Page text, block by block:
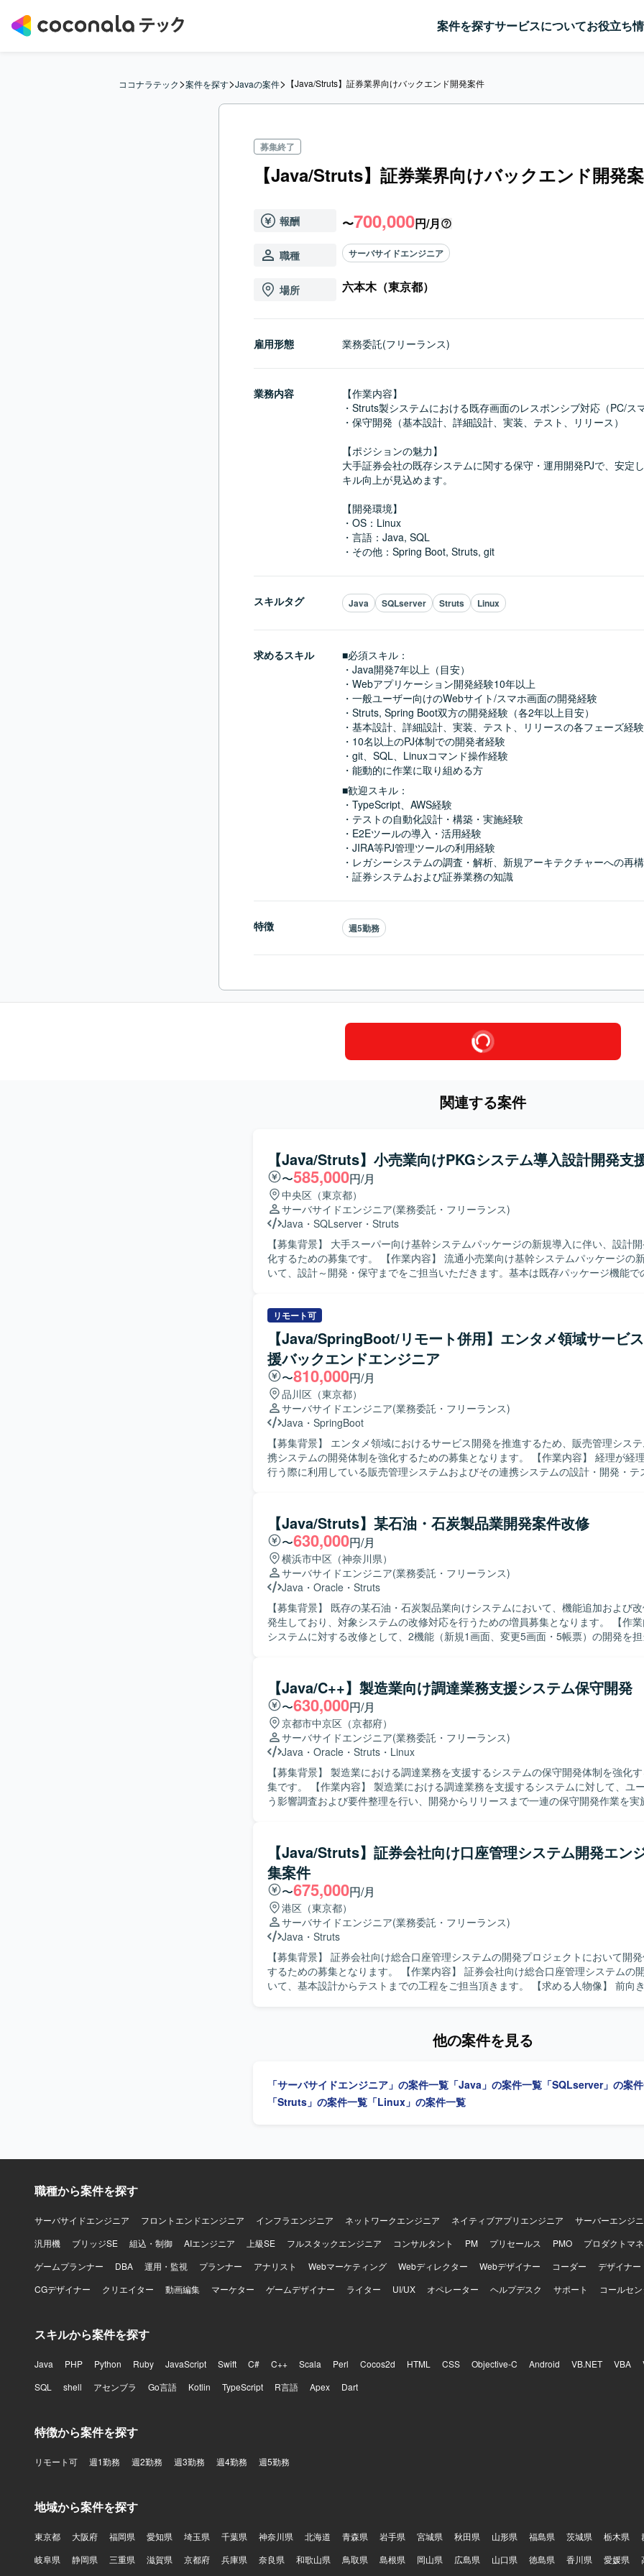
案件を探すサービスについてお役立ち
ココナラテック>案件を探す>Javaの案件> 【Java/Struts】証券業界向けバックエンド開発案件
募集終了
【Java/Struts】証券業界向けバックエンド開発
報酬 〜700,000円/月
職種 サーバサイドエンジニア
場所 六本木（東京都）
雇用形態 業務委託(フリーランス)
業務内容
【作業内容】
・Struts製システムにおける既存画面のレスポンシブ対応（PC/ス
・保守開発（基本設計、詳細設計、実装、テスト、リリース）
【ポジションの魅力】
大手証券会社の既存システムに関する保守・運用開発PJで、安定
キル向上が見込めます。
【開発環境】
・OS：Linux
・言語：Java, SQL
・その他：Spring Boot, Struts, git
スキルタグ Java SQLserver Struts Linux
求めるスキル
■必須スキル：
・Java開発7年以上（目安）
・Webアプリケーション開発経験10年以上
・一般ユーザー向けのWebサイト/スマホ画面の開発経験
・Struts, Spring Boot双方の開発経験（各2年以上目安）
・基本設計、詳細設計、実装、テスト、リリースの各フェーズ経験
・10名以上のPJ体制での開発者経験
・git、SQL、Linuxコマンド操作経験
・能動的に作業に取り組める方
■歓迎スキル：
・TypeScript、AWS経験
・テストの自動化設計・構築・実施経験
・E2Eツールの導入・活用経験
・JIRA等PJ管理ツールの利用経験
・レガシーシステムの調査・解析、新規アーキテクチャーへの再
・証券システムおよび証券業務の知識
特徴 週5勤務
関連する案件
【Java/Struts】小売業向けPKGシステム導入設計開発支
〜585,000円/月
中央区（東京都）
サーバサイドエンジニア(業務委託・フリーランス)
Java ・ SQLserver ・ Struts
【募集背景】 大手スーパー向け基幹システムパッケージの新規導入に伴い、設計
化するための募集です。 【作業内容】 流通小売業向け基幹システムパッケージの新規導入にお
いて、設計～開発・保守までをご担当いただきます。基本は既存パッケージ機能で
ンを取りながら、自律的に業務を進めていただける方を求めています。小売業務へ
める姿勢があり、仕様変更や追加要件にも柔軟に対応できる方が望ましいです。 【ポジション
の魅力】 大手小売企業向けの基幹システム導入に携わることで、流通小売業に特
識と大規模システムの開発・保守経験を積むことができます。パッケージ標準機能
の両方に関わることで、設計力・課題解決力の向上が期待できます。 【開発環境】 言語：Java
フレームワーク：Strutsベース DB：SQLServer、Oracle フェーズ：設計～開発保
リモート可
【Java/SpringBoot/リモート併用】エンタメ領域サービ
援バックエンドエンジニア
〜810,000円/月
品川区（東京都）
サーバサイドエンジニア(業務委託・フリーランス)
Java ・ SpringBoot
【募集背景】 エンタメ領域におけるサービス開発を推進するため、販売管理シス
携システムの開発体制を強化するための募集となります。 【作業内容】 経理が経理/会計業務を
行う際に利用している販売管理システムおよびその連携システムの設計・開発・テ
ていただきます。 アーキテクチャやドメインを理解しながら、課題整理や改善も
な機能追加・改修を行っていただきます。 【求める人物像】 積極的にキャッチアップしつつ、
自走してタスクを推進できる方を求めています。 課題に対して真摯に向き合い、
を内に閉じずにチームへ共有できる方が望ましいです。 要件や背景を理解したう
装・テスト・リリースまで一貫して対応でき、顧客への価値貢献に強いこだわりを
歓迎いたします。 【ポジションの魅力】 販売管理や会計領域に関わる基幹システムの開発を通
じて、エンタメ領域のサービス価値向上に直接貢献できるポジションです。 スク
と、少人数チームで裁量高く設計からリリースまで一貫して携わることができ、ア
ャ設計やドメイン理解を深めながらスキルアップが可能です。 【開発環境】 JavaおよびSpring
Bootを用いたWebサービス開発を中心とした環境となります。 RDBMSやNoSQL
【Java/Struts】某石油・石炭製品業開発案件改修
〜630,000円/月
横浜市中区（神奈川県）
サーバサイドエンジニア(業務委託・フリーランス)
Java ・ Oracle ・ Struts
【募集背景】 既存の某石油・石炭製品業向けシステムにおいて、機能追加および
発生しており、対象システムの改修対応を行うための増員募集となります。 【作業内容】 既存
システムに対する改修として、2機能（新規1画面、変更5画面・5帳票）の開発を
析、帳票周りの修正・追加開発なども含まれます。 【求める人物像】 自走して設計からテスト
まで対応できる方を求めております。既存システムの仕様を理解しながら粘り強く
られる方や、関係者と円滑にコミュニケーションを取りながら業務を進められる方
るポジションです。 【ポジションの魅力】 基幹系に近い業務システムの改修案件であり、画面
および帳票開発を通じてフロントからバックエンドまで一連のWebアプリケーシ
を積むことができます。既存システムの改善に関わることで、業務理解とレガシー
ダナイズに向けた知見を高めることができます。 【開発環境】 Java／Struts／JSP／JavaScript
／SVF／Oracleを中心としたWebアプリケーション環境で、Eclipseを利用した開
す。
【Java/C++】製造業向け調達業務支援システム保守開発
〜630,000円/月
京都市中京区（京都府）
サーバサイドエンジニア(業務委託・フリーランス)
Java ・ Oracle ・ Struts ・ Linux
【募集背景】 製造業における調達業務を支援するシステムの保守開発体制を強化
集です。 【作業内容】 製造業における調達業務を支援するシステムに対して、ユーザ要件に伴
う影響調査および要件整理を行い、開発からリリースまで一連の保守開発作業を実
持ちの方にご活躍いただきたいと考えています。 【ポジションの魅力】 製造業の調達業務を支
える基幹系システムの保守開発に携わることで、業務理解と技術力の双方を高める
ます。上流の要件整理からリリースまで一貫して関わることで、フルスタックな開
プロジェクト推進力を磨くことができます。 【開発環境】 言語：Java、C++ DB：Oracle、
PostgreSQL FW：Struts OS：Linux
【Java/Struts】証券会社向け口座管理システム開発エン
集案件
〜675,000円/月
港区（東京都）
サーバサイドエンジニア(業務委託・フリーランス)
Java ・ Struts
【募集背景】 証券会社向け総合口座管理システムの開発プロジェクトにおいて開
するための募集となります。 【作業内容】 証券会社向け総合口座管理システムの開発案件にお
いて、基本設計からテストまでの工程をご担当頂きます。 【求める人物像】 前向きでキャッチ
他の案件を見る
「サーバサイドエンジニア」の案件一覧 「Java」の案件一覧 「SQLserver」の案
「Struts」の案件一覧 「Linux」の案件一覧
職種から案件を探す
サーバサイドエンジニア フロントエンドエンジニア インフラエンジニア ネットワークエンジニア ネイティブアプリエンジニア
サーバーエンジ
汎用機
ブリッジSE 組込・制御 AIエンジニア 上級SE フルスタックエンジニア コンサルタント PM プリセールス PMO
プロダクトマ
ゲームプランナー
DBA 運用・監視 プランナー アナリスト Webマーケティング Webディレクター Webデザイナー コーダー
デザイナー
CGデザイナー
クリエイター 動画編集 マーケター ゲームデザイナー ライター UI/UX オペレーター ヘルプデスク サポート コールセ
スキルから案件を探す
Java PHP Python Ruby JavaScript Swift C# C++ Scala Perl Cocos2d HTML CSS Objective-C Android VB.NET VBA
SQL
shell アセンブラ Go言語 Kotlin TypeScript R言語 Apex Dart
特徴から案件を探す
リモート可 週1勤務 週2勤務 週3勤務 週4勤務 週5勤務
地域から案件を探す
東京都 大阪府 福岡県 愛知県 埼玉県 千葉県 神奈川県 北海道 青森県 岩手県 宮城県 秋田県 山形県 福島県 茨城県 栃木県
岐阜県
静岡県 三重県 滋賀県 京都府 兵庫県 奈良県 和歌山県 鳥取県 島根県 岡山県 広島県 山口県 徳島県 香川県 愛媛県